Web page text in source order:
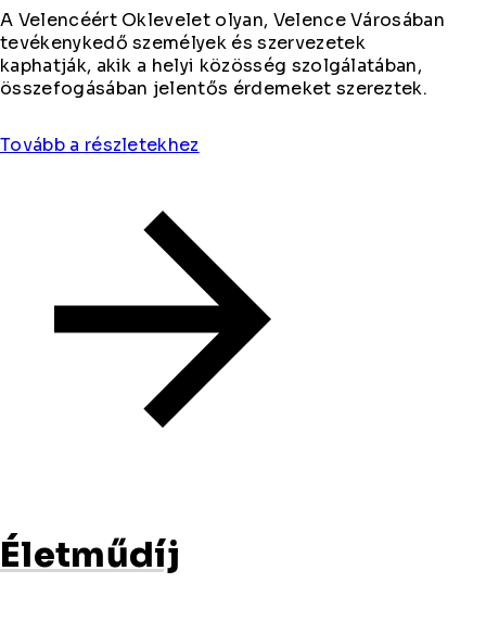
A Velencéért Oklevelet olyan, Velence Városában
tevékenykedő személyek és szervezetek
kaphatják, akik a helyi közösség szolgálatában,
összefogásában jelentős érdemeket szereztek.
Tovább a részletekhez
Életműdíj